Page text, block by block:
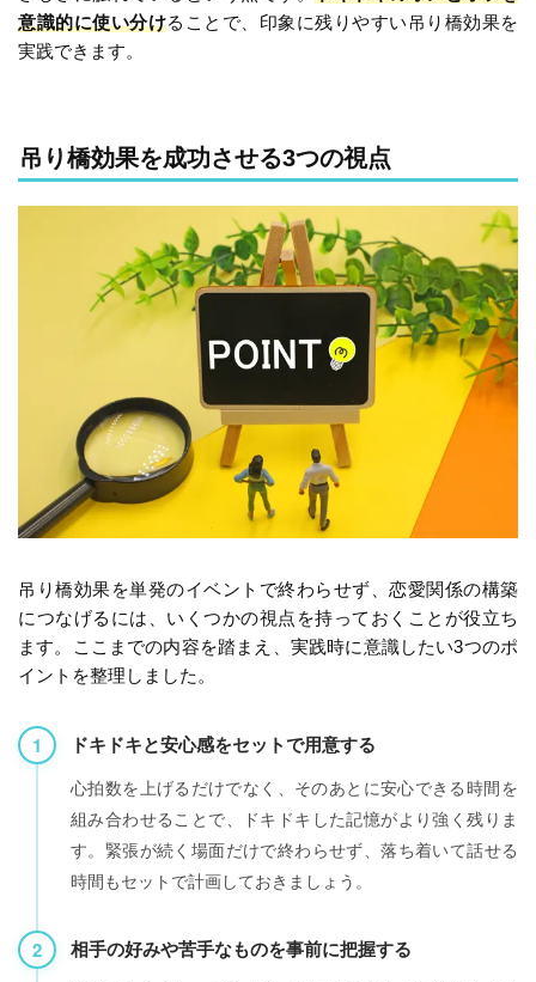
意識的に使い分けることで、印象に残りやすい吊り橋効果を
実践できます。
吊り橋効果を成功させる3つの視点
吊り橋効果を単発のイベントで終わらせず、恋愛関係の構築
につなげるには、いくつかの視点を持っておくことが役立ち
ます。ここまでの内容を踏まえ、実践時に意識したい3つのポ
イントを整理しました。
視点1：
ドキドキと安心感をセットで用意する
心拍数を上げるだけでなく、そのあとに安心できる時間を
組み合わせることで、ドキドキした記憶がより強く残りま
す。緊張が続く場面だけで終わらせず、落ち着いて話せる
時間もセットで計画しておきましょう。
視点2：
相手の好みや苦手なものを事前に把握する